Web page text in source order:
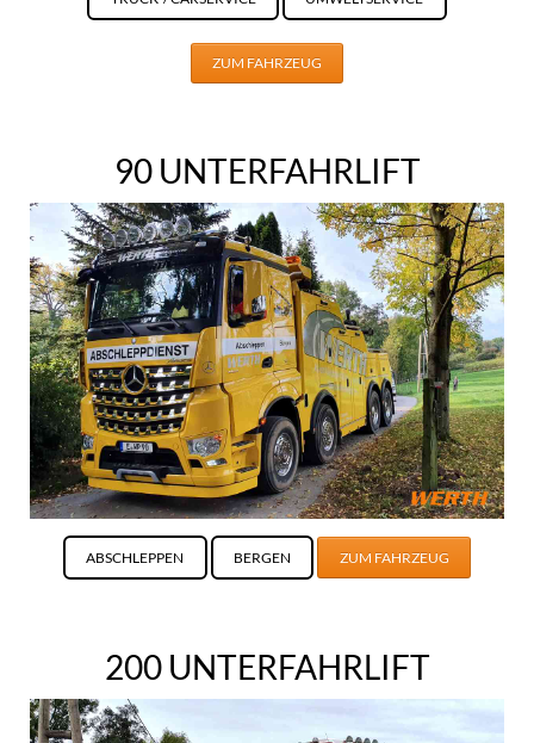
ZUM FAHRZEUG
90 UNTERFAHRLIFT
ABSCHLEPPEN BERGEN ZUM FAHRZEUG
200 UNTERFAHRLIFT